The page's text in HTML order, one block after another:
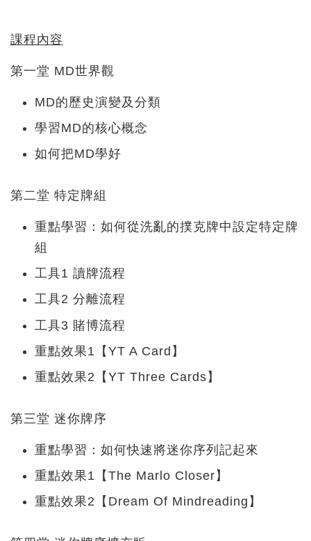
課程內容
第一堂 MD世界觀
MD的歷史演變及分類
學習MD的核心概念
如何把MD學好
第二堂 特定牌組
重點學習：如何從洗亂的撲克牌中設定特定牌
組
工具1 讀牌流程
工具2 分離流程
工具3 賭博流程
重點效果1【YT A Card】
重點效果2【YT Three Cards】
第三堂 迷你牌序
重點學習：如何快速將迷你序列記起來
重點效果1【The Marlo Closer】
重點效果2【Dream Of Mindreading】